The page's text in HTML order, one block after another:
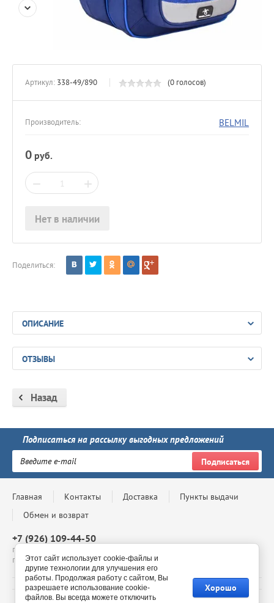
Артикул: 338-49/890 (0 голосов)
Производитель: BELMIL
0 руб.
− +
Нет в наличии
Поделиться:
ОПИСАНИЕ
ОТЗЫВЫ
Назад
Подписаться на рассылку выгодных предложений
Подписаться
Главная Контакты Доставка
Пункты выдачи
Обмен и возврат
+7 (926) 109-44-50
г. Москва, Проспект Андропова, д. 8, ТЦ Мегаполис, 4 этаж,
павильон 4-69, с 10:00 до 20:00
Этот сайт использует cookie-файлы и
другие технологии для улучшения его
работы. Продолжая работу с сайтом, Вы
разрешаете использование cookie-
файлов. Вы всегда можете отключить
Хорошо